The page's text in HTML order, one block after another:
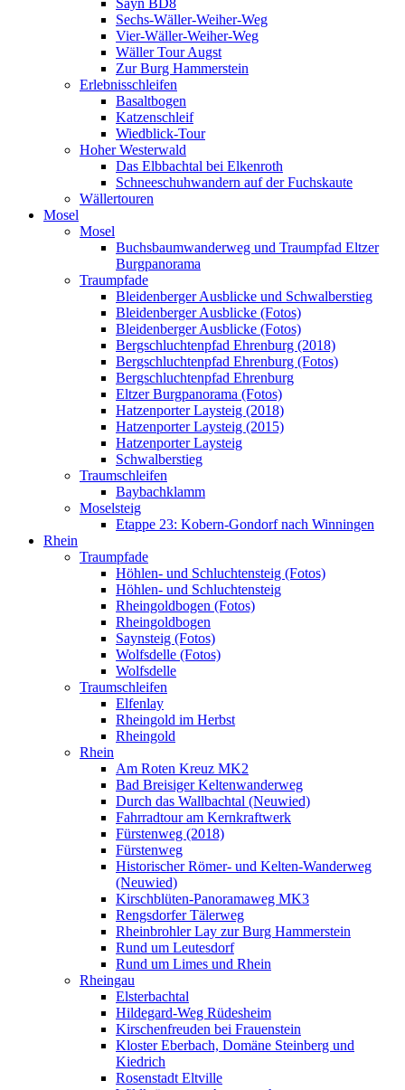
Sayn BD8
Sechs-Wäller-Weiher-Weg
Vier-Wäller-Weiher-Weg
Wäller Tour Augst
Zur Burg Hammerstein
Erlebnisschleifen
Basaltbogen
Katzenschleif
Wiedblick-Tour
Hoher Westerwald
Das Elbbachtal bei Elkenroth
Schneeschuhwandern auf der Fuchskaute
Wällertouren
Mosel
Mosel
Buchsbaumwanderweg und Traumpfad Eltzer
Burgpanorama
Traumpfade
Bleidenberger Ausblicke und Schwalberstieg
Bleidenberger Ausblicke (Fotos)
Bleidenberger Ausblicke (Fotos)
Bergschluchtenpfad Ehrenburg (2018)
Bergschluchtenpfad Ehrenburg (Fotos)
Bergschluchtenpfad Ehrenburg
Eltzer Burgpanorama (Fotos)
Hatzenporter Laysteig (2018)
Hatzenporter Laysteig (2015)
Hatzenporter Laysteig
Schwalberstieg
Traumschleifen
Baybachklamm
Moselsteig
Etappe 23: Kobern-Gondorf nach Winningen
Rhein
Traumpfade
Höhlen- und Schluchtensteig (Fotos)
Höhlen- und Schluchtensteig
Rheingoldbogen (Fotos)
Rheingoldbogen
Saynsteig (Fotos)
Wolfsdelle (Fotos)
Wolfsdelle
Traumschleifen
Elfenlay
Rheingold im Herbst
Rheingold
Rhein
Am Roten Kreuz MK2
Bad Breisiger Keltenwanderweg
Durch das Wallbachtal (Neuwied)
Fahrradtour am Kernkraftwerk
Fürstenweg (2018)
Fürstenweg
Historischer Römer- und Kelten-Wanderweg
(Neuwied)
Kirschblüten-Panoramaweg MK3
Rengsdorfer Tälerweg
Rheinbrohler Lay zur Burg Hammerstein
Rund um Leutesdorf
Rund um Limes und Rhein
Rheingau
Elsterbachtal
Hildegard-Weg Rüdesheim
Kirschenfreuden bei Frauenstein
Kloster Eberbach, Domäne Steinberg und
Kiedrich
Rosenstadt Eltville